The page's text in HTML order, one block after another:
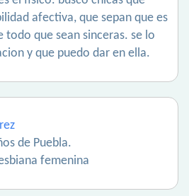
afectiva, que sepan que es
todo que sean sinceras. se lo
y que puedo dar en ella.
de Puebla.
femenina